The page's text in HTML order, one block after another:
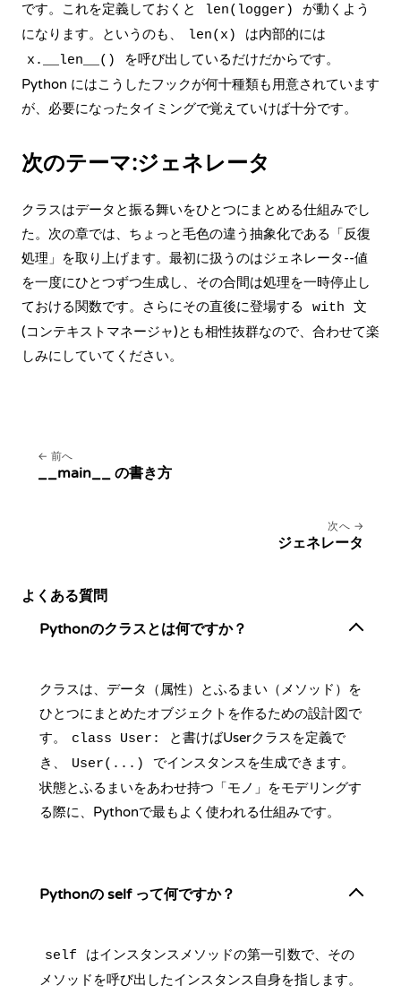
です。これを定義しておくと
len(logger)
が動くよう
になります。というのも、
len(x) は内部的には
x.__len__()
を呼び出しているだけだからです。
Python にはこうしたフックが何十種類も用意されています
が、必要になったタイミングで覚えていけば十分です。
次のテーマ:ジェネレータ
クラスはデータと振る舞いをひとつにまとめる仕組みでし
た。次の章では、ちょっと毛色の違う抽象化である「反復
処理」を取り上げます。最初に扱うのはジェネレータ--値
を一度にひとつずつ生成し、その合間は処理を一時停止し
ておける関数です。さらにその直後に登場する
with
文
(コンテキストマネージャ)とも相性抜群なので、合わせて楽
しみにしていてください。
前へ
__main__ の書き方
次へ
ジェネレータ
よくある質問
Pythonのクラスとは何ですか？
クラスは、データ（属性）とふるまい（メソッド）を
ひとつにまとめたオブジェクトを作るための設計図で
す。
class User:
と書けばUserクラスを定義で
き、
User(...)
でインスタンスを生成できます。
状態とふるまいをあわせ持つ「モノ」をモデリングす
る際に、Pythonで最もよく使われる仕組みです。
Pythonの self って何ですか？
self
はインスタンスメソッドの第一引数で、その
メソッドを呼び出したインスタンス自身を指します。